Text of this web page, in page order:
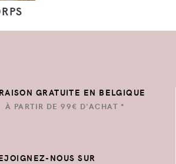
GRATUITE EN BELGIQUE
À PARTIR DE 99€ D'ACHAT *
NOUS SUR